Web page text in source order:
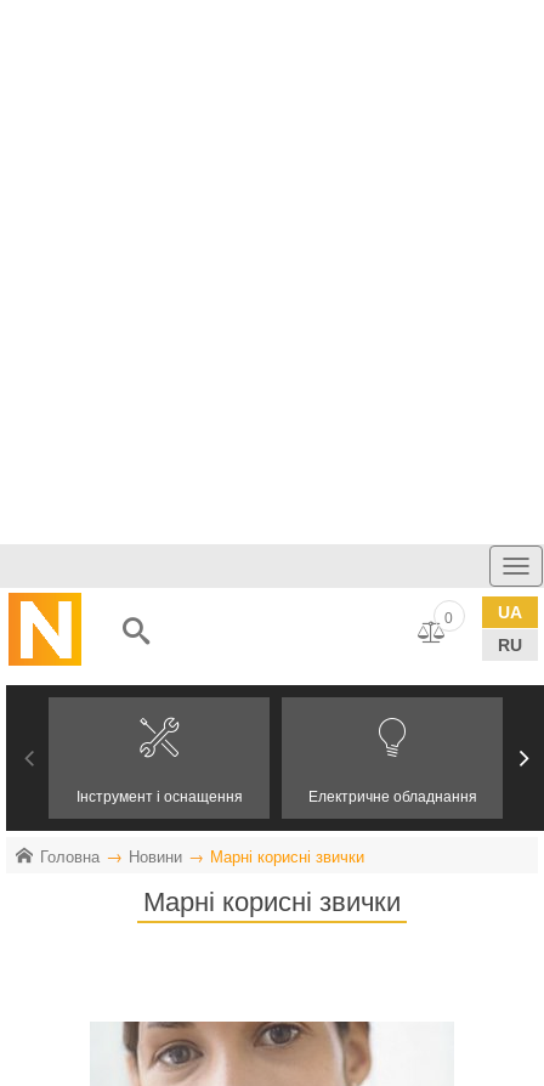
UA
RU
0
Інструмент і оснащення Електричне обладнання
Головна Новини Марні корисні звички
Марні корисні звички